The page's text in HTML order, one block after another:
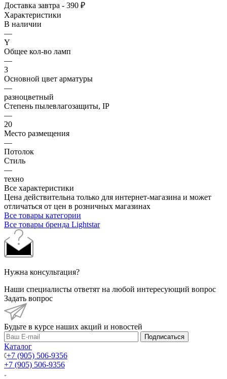
Доставка завтра - 390 ₽
Характеристики
В наличии
—
Y
Общее кол-во ламп
—
3
Основной цвет арматуры
—
разноцветный
Степень пылевлагозащиты, IP
—
20
Место размещения
—
Потолок
Стиль
—
техно
Все характеристики
Цена действительна только для интернет-магазина и может
отличаться от цен в розничных магазинах
Все товары категории
Все товары бренда Lightstar
Нужна консультация?
Наши специалисты ответят на любой интересующий вопрос
Задать вопрос
Будьте в курсе наших акций и новостей
Подписаться
Каталог
+7 (905) 506-9356
+7 (905) 506-9356